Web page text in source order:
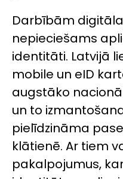
Darbībām
nepieciešams
identitāti. Latvijā
mobile un eID
augstāko
un to
pielīdzināma
klātienē. Ar tiem
pakalpojumus,